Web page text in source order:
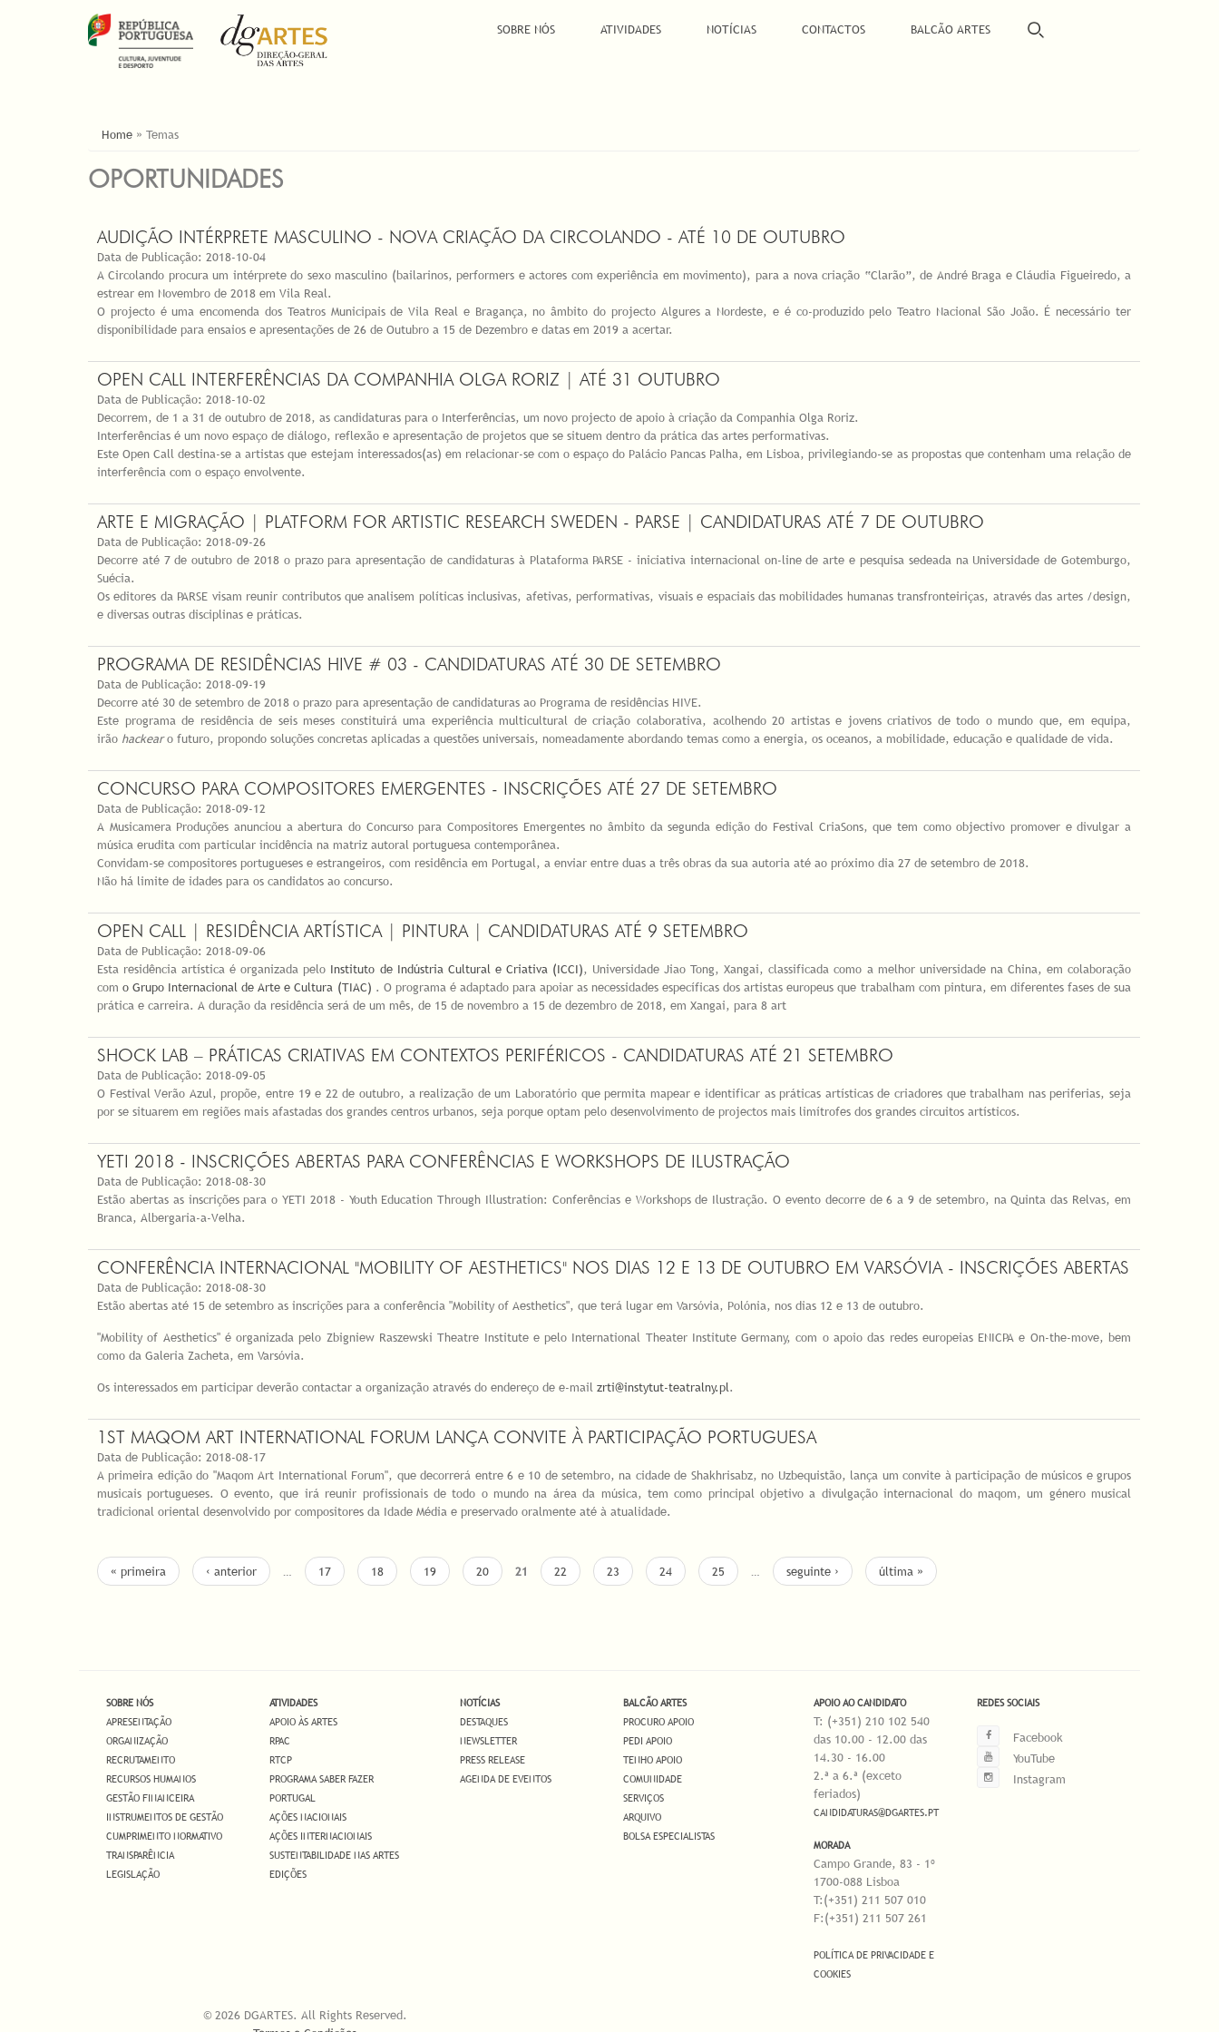
SOBRE NÓS ATIVIDADES NOTÍCIAS CONTACTOS BALCÃO ARTES
ESTÁ AQUI
Home » Temas
OPORTUNIDADES
AUDIÇÃO INTÉRPRETE MASCULINO - NOVA CRIAÇÃO DA CIRCOLANDO - ATÉ 10 DE OUTUBRO
Data de Publicação: 2018-10-04
A Circolando procura um intérprete do sexo masculino (bailarinos, performers e actores com experiência em movimento), para a nova criação “Clarão”, de André Braga e Cláudia Figueiredo, a
estrear em Novembro de 2018 em Vila Real.
O projecto é uma encomenda dos Teatros Municipais de Vila Real e Bragança, no âmbito do projecto Algures a Nordeste, e é co-produzido pelo Teatro Nacional São João. É necessário ter
disponibilidade para ensaios e apresentações de 26 de Outubro a 15 de Dezembro e datas em 2019 a acertar.
OPEN CALL INTERFERÊNCIAS DA COMPANHIA OLGA RORIZ | ATÉ 31 OUTUBRO
Data de Publicação: 2018-10-02
Decorrem, de 1 a 31 de outubro de 2018, as candidaturas para o Interferências, um novo projecto de apoio à criação da Companhia Olga Roriz.
Interferências é um novo espaço de diálogo, reflexão e apresentação de projetos que se situem dentro da prática das artes performativas.
Este Open Call destina-se a artistas que estejam interessados(as) em relacionar-se com o espaço do Palácio Pancas Palha, em Lisboa, privilegiando-se as propostas que contenham uma relação de
interferência com o espaço envolvente.
ARTE E MIGRAÇÃO | PLATFORM FOR ARTISTIC RESEARCH SWEDEN - PARSE | CANDIDATURAS ATÉ 7 DE OUTUBRO
Data de Publicação: 2018-09-26
Decorre até 7 de outubro de 2018 o prazo para apresentação de candidaturas à Plataforma PARSE - iniciativa internacional on-line de arte e pesquisa sedeada na Universidade de Gotemburgo,
Suécia.
Os editores da PARSE visam reunir contributos que analisem políticas inclusivas, afetivas, performativas, visuais e espaciais das mobilidades humanas transfronteiriças, através das artes /design,
e diversas outras disciplinas e práticas.
PROGRAMA DE RESIDÊNCIAS HIVE # 03 - CANDIDATURAS ATÉ 30 DE SETEMBRO
Data de Publicação: 2018-09-19
Decorre até 30 de setembro de 2018 o prazo para apresentação de candidaturas ao Programa de residências HIVE.
Este programa de residência de seis meses constituirá uma experiência multicultural de criação colaborativa, acolhendo 20 artistas e jovens criativos de todo o mundo que, em equipa,
irão hackearo futuro, propondo soluções concretas aplicadas a questões universais, nomeadamente abordando temas como a energia, os oceanos, a mobilidade, educação e qualidade de vida.
CONCURSO PARA COMPOSITORES EMERGENTES - INSCRIÇÕES ATÉ 27 DE SETEMBRO
Data de Publicação: 2018-09-12
A Musicamera Produções anunciou a abertura do Concurso para Compositores Emergentes no âmbito da segunda edição do Festival CriaSons, que tem como objectivo promover e divulgar a
música erudita com particular incidência na matriz autoral portuguesa contemporânea.
Convidam-se compositores portugueses e estrangeiros, com residência em Portugal, a enviar entre duas a três obras da sua autoria até ao próximo dia 27 de setembro de 2018.
Não há limite de idades para os candidatos ao concurso.
OPEN CALL | RESIDÊNCIA ARTÍSTICA | PINTURA | CANDIDATURAS ATÉ 9 SETEMBRO
Data de Publicação: 2018-09-06
Esta residência artística é organizada pelo Instituto de Indústria Cultural e Criativa (ICCI), Universidade Jiao Tong, Xangai, classificada como a melhor universidade na China, em colaboração
como Grupo Internacional de Arte e Cultura (TIAC) . O programa é adaptado para apoiar as necessidades específicas dos artistas europeus que trabalham com pintura, em diferentes fases de sua
prática e carreira. A duração da residência será de um mês, de 15 de novembro a 15 de dezembro de 2018, em Xangai, para 8 art
SHOCK LAB – PRÁTICAS CRIATIVAS EM CONTEXTOS PERIFÉRICOS - CANDIDATURAS ATÉ 21 SETEMBRO
Data de Publicação: 2018-09-05
O Festival Verão Azul, propõe, entre 19 e 22 de outubro, a realização de um Laboratório que permita mapear e identificar as práticas artísticas de criadores que trabalham nas periferias, seja
por se situarem em regiões mais afastadas dos grandes centros urbanos, seja porque optam pelo desenvolvimento de projectos mais limítrofes dos grandes circuitos artísticos.
YETI 2018 - INSCRIÇÕES ABERTAS PARA CONFERÊNCIAS E WORKSHOPS DE ILUSTRAÇÃO
Data de Publicação: 2018-08-30
Estão abertas as inscrições para o YETI 2018 - Youth Education Through Illustration: Conferências e Workshops de Ilustração. O evento decorre de 6 a 9 de setembro, na Quinta das Relvas, em
Branca, Albergaria-a-Velha.
CONFERÊNCIA INTERNACIONAL "MOBILITY OF AESTHETICS" NOS DIAS 12 E 13 DE OUTUBRO EM VARSÓVIA - INSCRIÇÕES ABERTAS
Data de Publicação: 2018-08-30
Estão abertas até 15 de setembro as inscrições para a conferência "Mobility of Aesthetics", que terá lugar em Varsóvia, Polónia, nos dias 12 e 13 de outubro.
"Mobility of Aesthetics" é organizada pelo Zbigniew Raszewski Theatre Institute e pelo International Theater Institute Germany, com o apoio das redes europeias ENICPA e On-the-move, bem
como da Galeria Zacheta, em Varsóvia.
Os interessados em participar deverão contactar a organização através do endereço de e-mail zrti@instytut-teatralny.pl.
1ST MAQOM ART INTERNATIONAL FORUM LANÇA CONVITE À PARTICIPAÇÃO PORTUGUESA
Data de Publicação: 2018-08-17
A primeira edição do "Maqom Art International Forum", que decorrerá entre 6 e 10 de setembro, na cidade de Shakhrisabz, no Uzbequistão, lança um convite à participação de músicos e grupos
musicais portugueses. O evento, que irá reunir profissionais de todo o mundo na área da música, tem como principal objetivo a divulgação internacional do maqom, um género musical
tradicional oriental desenvolvido por compositores da Idade Média e preservado oralmente até à atualidade.
PÁGINAS
« primeira ‹ anterior … 17 18 19 20 21 22 23 24 25 … seguinte › última »
SOBRE NÓS
APRESENTAÇÃO
ORGANIZAÇÃO
RECRUTAMENTO
RECURSOS HUMANOS
GESTÃO FINANCEIRA
INSTRUMENTOS DE GESTÃO
CUMPRIMENTO NORMATIVO
TRANSPARÊNCIA
LEGISLAÇÃO
ATIVIDADES
APOIO ÀS ARTES
RPAC
RTCP
PROGRAMA SABER FAZER
PORTUGAL
AÇÕES NACIONAIS
AÇÕES INTERNACIONAIS
SUSTENTABILIDADE NAS ARTES
EDIÇÕES
NOTÍCIAS
DESTAQUES
NEWSLETTER
PRESS RELEASE
AGENDA DE EVENTOS
BALCÃO ARTES
PROCURO APOIO
PEDI APOIO
TENHO APOIO
COMUNIDADE
SERVIÇOS
ARQUIVO
BOLSA ESPECIALISTAS
APOIO AO CANDIDATO
T: (+351) 210 102 540
das 10.00 - 12.00 das
14.30 - 16.00
2.ª a 6.ª (exceto
feriados)
CANDIDATURAS@DGARTES.PT
MORADA
Campo Grande, 83 - 1º
1700-088 Lisboa
T:(+351) 211 507 010
F:(+351) 211 507 261
POLÍTICA DE PRIVACIDADE E
COOKIES
REDES SOCIAIS
Facebook
YouTube
Instagram
© 2026 DGARTES. All Rights Reserved.